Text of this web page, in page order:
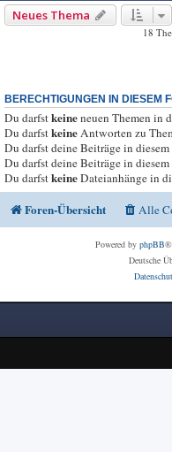
Neues Thema
18
BERECHTIGUNGEN IN DIESEM
Du darfstkeineneuen Themen in
Du darfstkeineAntworten zu
Du darfst deine Beiträge in
Du darfst deine Beiträge in
Du darfstkeineDateianhänge in
Foren-Übersicht Alle
Powered by phpBB®
Deutsche